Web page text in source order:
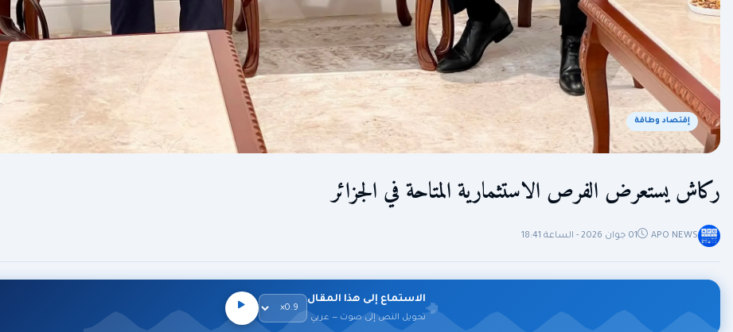
إقتصاد وطاقة
ركاش يستعرض الفرص الاستثمارية المتاحة في الجزائر
APO NEWS 01 جوان 2026 - الساعة 18:41
الاستماع إلى هذا المقال
تحويل النص إلى صوت — عربي